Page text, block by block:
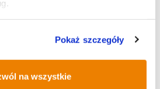
Pokaż szczegóły
na wszystkie
Wyborców Bożena
(zgłoszony, czeka na